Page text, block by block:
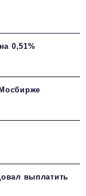
0,51%
выплатить